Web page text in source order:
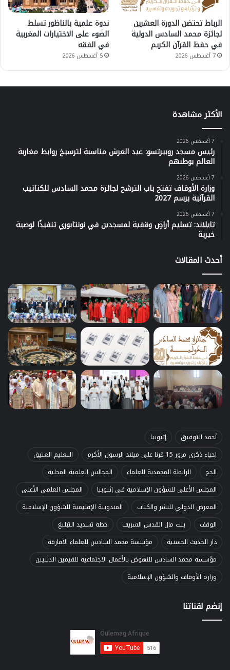
الرباط تحتضن الدورة العشرين
لجائزة محمد السادس الدولية
في حفظ القرآن الكريم
7 أغسطس 2026
ندوة علمية بالناظور تسلط
الضوء على الاختيارات المغربية
في الفقه
5 أغسطس 2026
الأكثر مشاهدة
7 أغسطس 2026
رئيس مسجد روبيرتسو: عيد العرش مناسبة لترسيخ روابط مغاربة
العالم بوطنهم
7 أغسطس 2026
وزارة الأوقاف تفتح باب الترشح لجائزة محمد السادس للكتاتيب
القرآنية برسم 2027
7 أغسطس 2026
تايلاند: تسليم أراضٍ وقفية لمسجدين في نونتابوري تنفيذًا لوصية
خيرية
أحدث المقالات
أحمد التوفيق
إثيوبيا
إحياء ذكرى مرور 15 قرنا على ميلاد الرسول الأكرم
التعليم العتيق
الحج
الرابطة المحمدية للعلماء
المجالس العلمية المحلية
المجلس الأعلى للشؤون الإسلامية في إثيوبيا
المجلس العلمي الأعلى
المعرض الدولي للنشر والكتاب
المندوبية الإقليمية للشؤون الإسلامية
الوقف
بيت مال القدس الشريف
خطة تسديد التبليغ
دار الحديث الحسنية
مؤسسة محمد السادس للعلماء الأفارقة
مؤسسة محمد السادس للنهوض بالأعمال الاجتماعية للقيمين الدينيين
وزارة الأوقاف والشؤون الإسلامية
إنضم لقناتنا